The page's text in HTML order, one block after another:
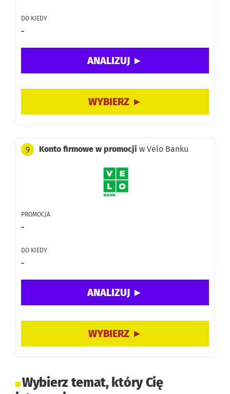
DO KIEDY
–
9 Konto firmowe w promocji w Velo Banku
PROMOCJA
–
DO KIEDY
–
Wybierz temat, który Cię